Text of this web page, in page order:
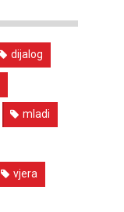
dijalog
mladi
vjera